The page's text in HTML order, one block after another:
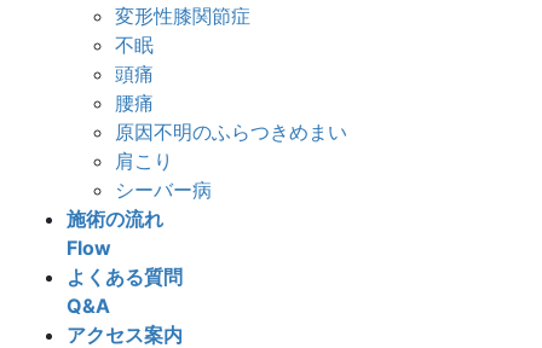
変形性膝関節症
不眠
頭痛
腰痛
原因不明のふらつきめまい
肩こり
シーバー病
施術の流れ
Flow
よくある質問
Q&A
アクセス案内